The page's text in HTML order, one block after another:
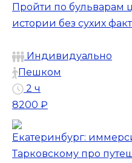
Пройти по бульварам
истории без сухих
Индивидуально
Пешком
2 ч
8200 ₽
Екатеринбург:
Тарковскому про